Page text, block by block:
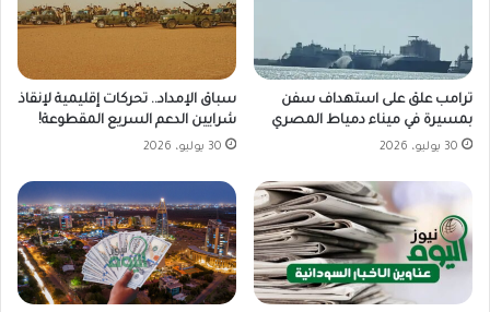
ترامب علق على استهداف سفن
بمسيرة في ميناء دمياط المصري
30 يوليو، 2026
سباق الإمداد.. تحركات إقليمية لإنقاذ
شرايين الدعم السريع المقطوعة!
30 يوليو، 2026